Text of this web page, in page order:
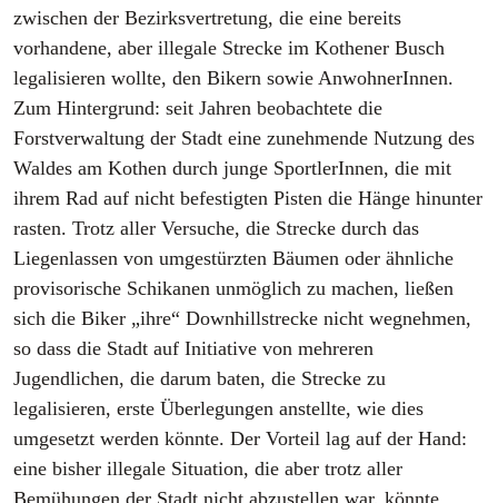
zwischen der Bezirksvertretung, die eine bereits
vorhandene, aber illegale Strecke im Kothener Busch
legalisieren wollte, den Bikern sowie AnwohnerInnen.
Zum Hintergrund: seit Jahren beobachtete die
Forstverwaltung der Stadt eine zunehmende Nutzung des
Waldes am Kothen durch junge SportlerInnen, die mit
ihrem Rad auf nicht befestigten Pisten die Hänge hinunter
rasten. Trotz aller Versuche, die Strecke durch das
Liegenlassen von umgestürzten Bäumen oder ähnliche
provisorische Schikanen unmöglich zu machen, ließen
sich die Biker „ihre“ Downhillstrecke nicht wegnehmen,
so dass die Stadt auf Initiative von mehreren
Jugendlichen, die darum baten, die Strecke zu
legalisieren, erste Überlegungen anstellte, wie dies
umgesetzt werden könnte. Der Vorteil lag auf der Hand:
eine bisher illegale Situation, die aber trotz aller
Bemühungen der Stadt nicht abzustellen war, könnte